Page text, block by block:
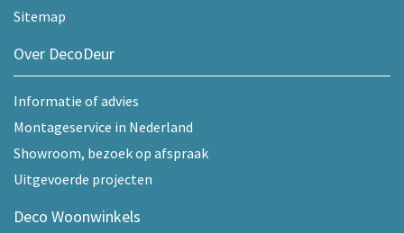
Sitemap
Over DecoDeur
Informatie of advies
Montageservice in Nederland
Showroom, bezoek op afspraak
Uitgevoerde projecten
Deco Woonwinkels